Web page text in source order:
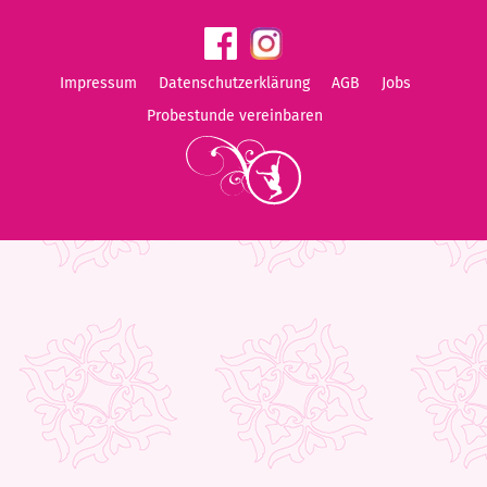
Impressum Datenschutzerklärung AGB Jobs
Probestunde vereinbaren